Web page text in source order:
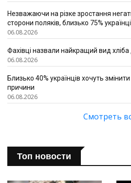
Незважаючи на різке зростання
сторони поляків, близько 75%
06.08.2026
Фахівці назвали найкращий вид
06.08.2026
Близько 40% українців хочуть
причини
06.08.2026
Смотреть
Топ новости